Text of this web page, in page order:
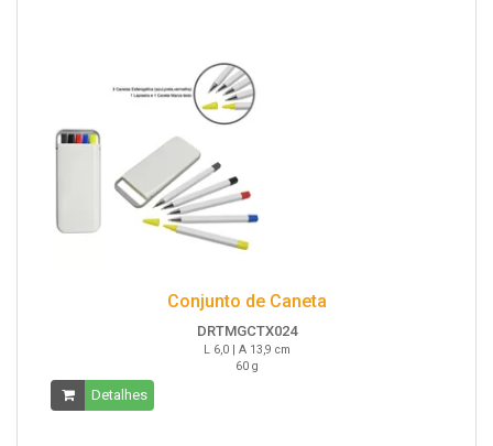
Conjunto de Caneta
DRTMGCTX024
L 6,0 | A 13,9 cm
60 g
Detalhes